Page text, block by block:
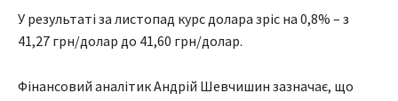
У результаті за листопад курс долара зріс на 0,8% – з
41,27 грн/долар до 41,60 грн/долар.
Фінансовий аналітик Андрій Шевчишин зазначає, що